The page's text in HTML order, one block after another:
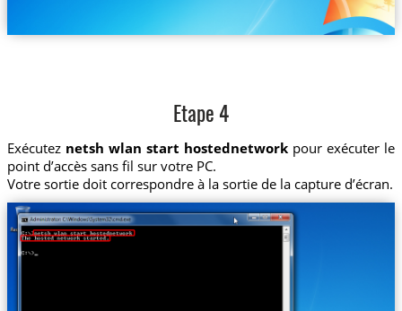
Etape 4
Exécutez netsh wlan start hostednetwork pour exécuter le
point d’accès sans fil sur votre PC.
Votre sortie doit correspondre à la sortie de la capture d’écran.